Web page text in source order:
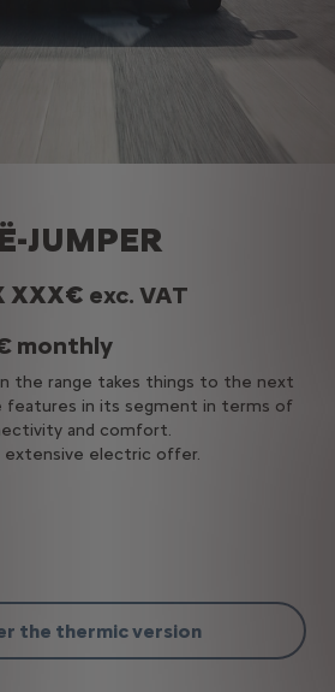
JUMPER
XXX€ exc. VAT
monthly
the range takes things to the next
features in its segment in terms of
and comfort.
extensive electric offer.
the thermic version